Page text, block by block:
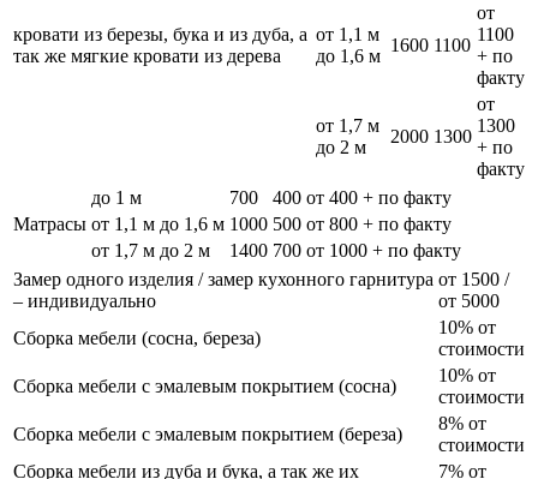
кровати из березы, бука и из дуба, а
так же мягкие кровати из дерева
от 1,1 м
до 1,6 м
1600 1100
от
1100
+ по
факту
от 1,7 м
до 2 м
2000 1300
от
1300
+ по
факту
Матрасы
до 1 м 700 400 от 400 + по факту
от 1,1 м до 1,6 м 1000 500 от 800 + по факту
от 1,7 м до 2 м
1400 700 от 1000 + по факту
Замер одного изделия / замер кухонного гарнитура
– индивидуально
от 1500 /
от 5000
Сборка мебели (сосна, береза)
10% от
стоимости
Сборка мебели с эмалевым покрытием (сосна)
10% от
стоимости
Сборка мебели с эмалевым покрытием (береза)
8% от
стоимости
Сборка мебели из дуба и бука, а так же их
7% от